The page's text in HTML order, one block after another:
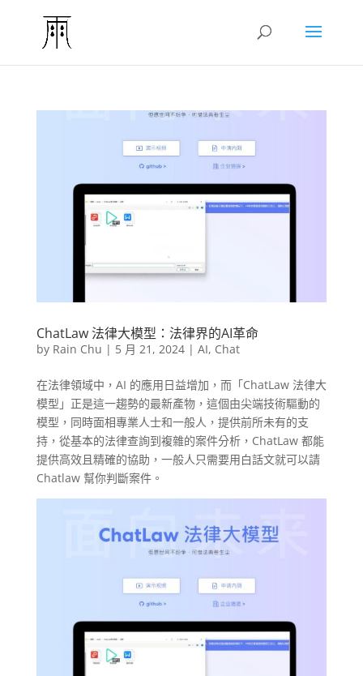
ChatLaw 法律大模型：法律界的AI革命
by Rain Chu | 5 月 21, 2024| AI, Chat
在法律領域中，AI 的應用日益增加，而「ChatLaw 法律大
模型」正是這一趨勢的最新產物，這個由尖端技術驅動的
模型，同時面相專業人士和一般人，提供前所未有的支
持，從基本的法律查詢到複雜的案件分析，ChatLaw 都能
提供高效且精確的協助，一般人只需要用白話文就可以請
Chatlaw 幫你判斷案件。